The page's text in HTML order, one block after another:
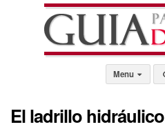
Menu
El ladrillo hidráulico